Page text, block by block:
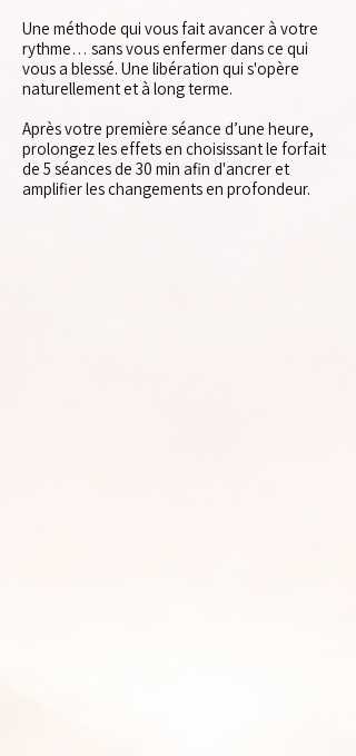
Une méthode qui vous fait avancer à votre
rythme… sans vous enfermer dans ce qui
vous a blessé. Une libération qui s'opère
naturellement et à long terme.
Après votre première séance d’une heure,
prolongez les effets en choisissant le forfait
de 5 séances de 30 min afin d'ancrer et
amplifier les changements en profondeur.​